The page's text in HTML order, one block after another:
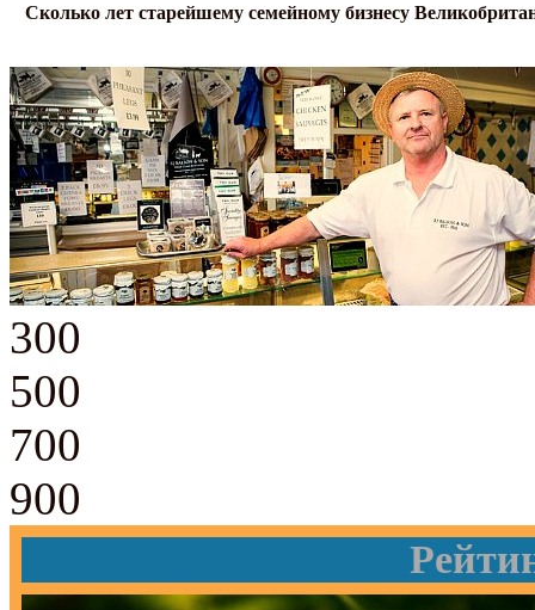
Сколько лет старейшему семейному бизнесу
300
500
700
900